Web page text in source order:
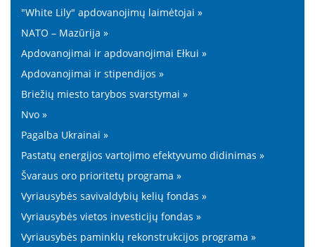
"White Lily" apdovanojimų laimėtojai »
NATO – Mazūrija »
Apdovanojimai ir apdovanojimai Ełkui »
Apdovanojimai ir stipendijos »
Briežių miesto tarybos svarstymai »
Nvo »
Pagalba Ukrainai »
Pastatų energijos vartojimo efektyvumo didinimas »
Švaraus oro prioritetų programa »
Vyriausybės savivaldybių kelių fondas »
Vyriausybės vietos investicijų fondas »
Vyriausybės paminklų rekonstrukcijos programa »